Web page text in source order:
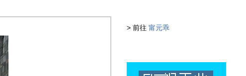
> 前往 甯元乖